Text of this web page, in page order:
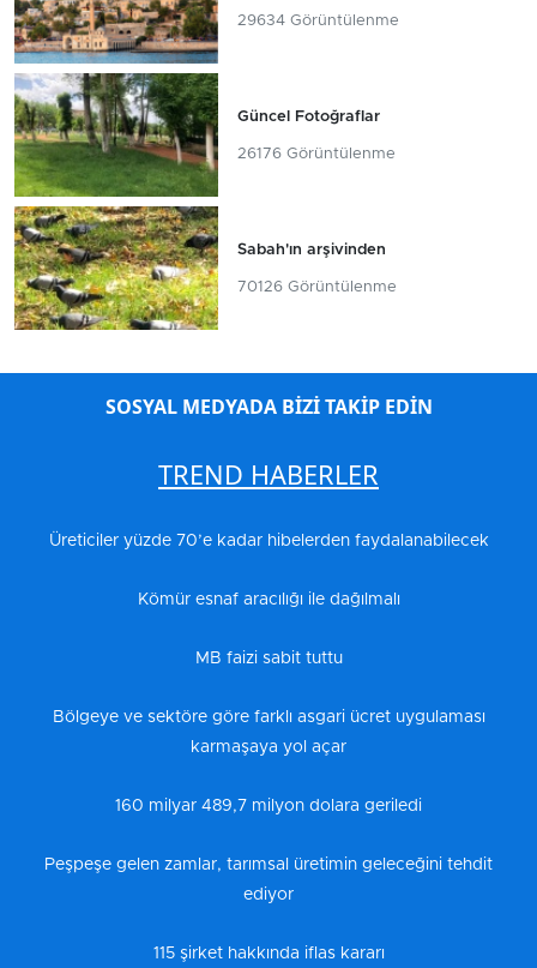
29634 Görüntülenme
Güncel Fotoğraflar
26176 Görüntülenme
Sabah'ın arşivinden
70126 Görüntülenme
SOSYAL MEDYADA BİZİ TAKİP EDİN
TREND HABERLER
Üreticiler yüzde 70’e kadar hibelerden faydalanabilecek
Kömür esnaf aracılığı ile dağılmalı
MB faizi sabit tuttu
Bölgeye ve sektöre göre farklı asgari ücret uygulaması
karmaşaya yol açar
160 milyar 489,7 milyon dolara geriledi
Peşpeşe gelen zamlar, tarımsal üretimin geleceğini tehdit
ediyor
115 şirket hakkında iflas kararı